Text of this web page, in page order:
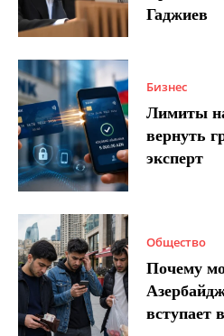
Гаджиев
Бизнес
Лимиты
вернуть
эксперт
Общество
Почему
вступает